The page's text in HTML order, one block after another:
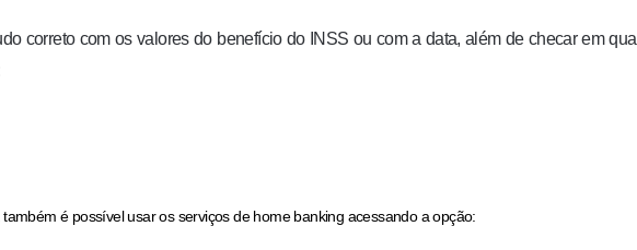
correto com os valores do benefício do INSS ou com a data, além de checar em qual
é possível usar os serviços de home banking acessando a opção: